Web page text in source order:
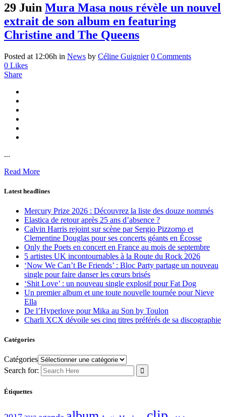
29 Juin Mura Masa nous révèle un nouvel
extrait de son album en featuring
Christine and The Queens
Posted at 12:06h in News by Céline Guignier 0 Comments
0 Likes
Share
...
Read More
Latest headlines
Mercury Prize 2026 : Découvrez la liste des douze nommés
Elastica de retour après 25 ans d’absence ?
Calvin Harris rejoint sur scène par Sergio Pizzorno et
Clementine Douglas pour ses concerts géants en Écosse
Only the Poets en concert en France au mois de septembre
5 artistes UK incontournables à la Route du Rock 2026
‘Now We Can’t Be Friends’ : Bloc Party partage un nouveau
single pour faire danser les cœurs brisés
‘Shit Love’ : un nouveau single explosif pour Fat Dog
Un premier album et une toute nouvelle tournée pour Nieve
Ella
De l’Hyperlove pour Mika au Son by Toulon
Charli XCX dévoile ses cinq titres préférés de sa discographie
Catégories
Catégories
Search for:
Étiquettes